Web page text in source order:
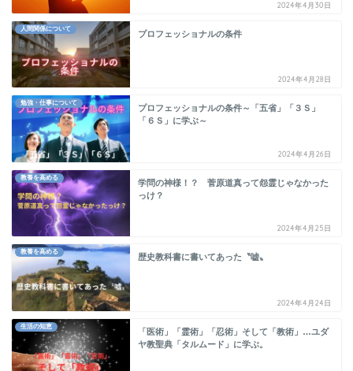
2024年4月30日
人間関係について
プロフェッショナルの条件
2024年4月28日
勉強・仕事について
プロフェッショナルの条件～「五省」「３Ｓ」
「６Ｓ」に学ぶ～
2024年4月26日
教養を高める
学問の神様！？ 菅原道真って怨霊じゃなかった
っけ？
2024年4月25日
教養を高める
歴史教科書に書いてあった〝嘘〟
2024年4月24日
生活の知恵
「医術」「霊術」「忍術」そして「教術」…ユダ
ヤ教聖典「タルムード」に学ぶ。